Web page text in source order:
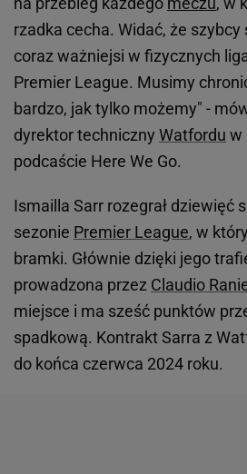
rzadka cecha. Widać, że szybcy
coraz ważniejsi w fizycznych
Premier League. Musimy
bardzo, jak tylko możemy" -
dyrektor techniczny Watfordu w
podcaście Here We Go.
Ismailla Sarr rozegrał dziewięć
sezonie Premier League, w
bramki. Głównie dzięki jego
prowadzona przez Claudio
miejsce i ma sześć punktów
spadkową. Kontrakt Sarra z
do końca czerwca 2024 roku.